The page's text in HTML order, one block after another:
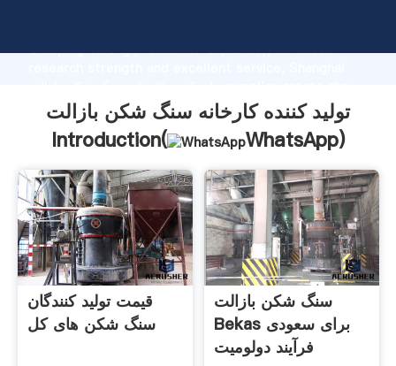
Grasping strong production capability, advanced
value and bring values to all of customers.
تولید کننده کارخانه سنگ شکن بازالت
Introduction(
WhatsApp)
قیمت تولید کنندگان
سنگ شکن های کل
سنگ شکن بازالت
Bekas برای سعودی
فرآیند دولومیت